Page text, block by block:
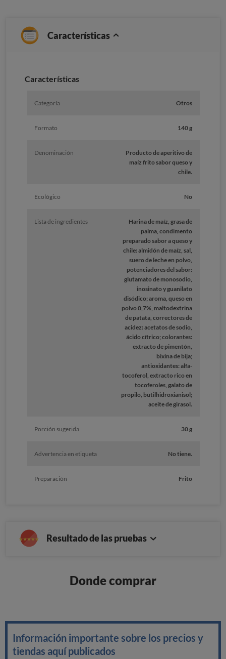
Características
Características
Categoría Otros
Formato 140 g
Denominación
Producto de aperitivo de
maíz frito sabor queso y
chile.
Ecológico No
Lista de ingredientes
Harina de maíz, grasa de
palma, condimento
preparado sabor a queso y
chile: almidón de maíz, sal,
suero de leche en polvo,
potenciadores del sabor:
glutamato de monosodio,
inosinato y guanilato
disódico; aroma, queso en
polvo 0,7%, maltodextrina
de patata, correctores de
acidez: acetatos de sodio,
ácido cítrico; colorantes:
extracto de pimentón,
bixina de bija;
antioxidantes: alfa-
tocoferol, extracto rico en
tocoferoles, galato de
propilo, butilhidroxianisol;
aceite de girasol.
Porción sugerida 30 g
Advertencia en etiqueta No tiene.
Preparación Frito
Resultado de las pruebas
Donde comprar
Información importante sobre los precios y
tiendas aquí publicados